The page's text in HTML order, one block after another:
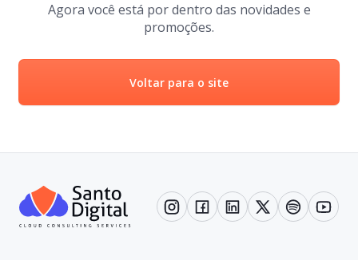
Agora você está por dentro das novidades e
promoções.
Voltar para o site